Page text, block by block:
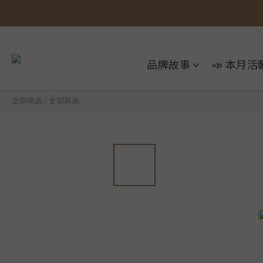
品牌故事 📣 本月活
全部商品 / 全部商品